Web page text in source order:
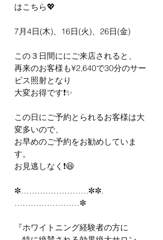
はこちら💖
7月4日(木)、16日(火)、26日(金)
この３日間ににご来店されると、
再来のお客様も¥2,640で30分のサー
ビス照射となり
大変お得です❗️✨
この日にご予約とられるお客様は大
変多いので、
お早めのご予約をお勧めしていま
す。
お見逃しなく❗️😆
✼…………………….✼✼.
……………………✼
『ホワイトニング経験者の方に